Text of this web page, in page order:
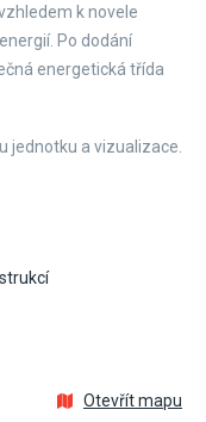
k novele
Po dodání
energetická třída
jednotku a vizualizace.
Otevřít mapu